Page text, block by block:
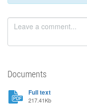
Documents
Full text
217.41Kb